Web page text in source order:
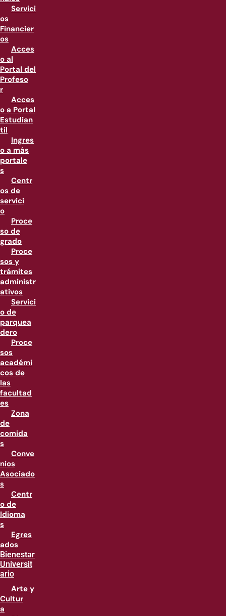
Servici
os
Financier
os
Acces
o al
Portal del
Profeso
r
Acces
o a Portal
Estudian
til
Ingres
o a más
portale
s
Centr
os de
servici
o
Proce
so de
grado
Proce
sos y
trámites
administr
ativos
Servici
o de
parquea
dero
Proce
sos
académi
cos de
las
facultad
es
Zona
de
comida
s
Conve
nios
Asociado
s
Centr
o de
Idioma
s
Egres
ados
Bienestar
Universit
ario
Arte y
Cultur
a